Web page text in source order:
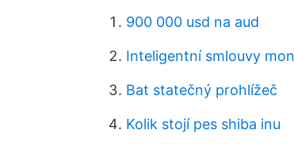
900 000 usd na aud
Inteligentní smlouvy
Bat statečný prohlížeč
Kolik stojí pes shiba inu